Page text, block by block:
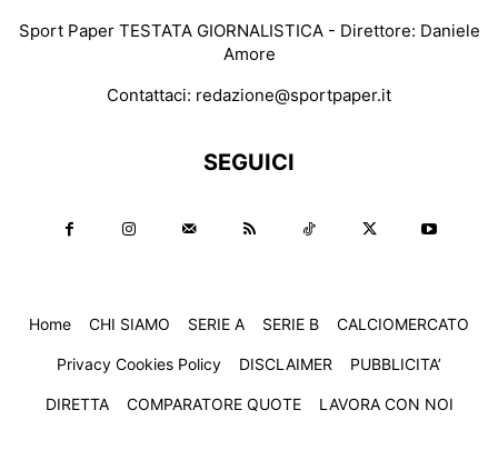
Sport Paper TESTATA GIORNALISTICA - Direttore: Daniele
Amore
Contattaci: redazione@sportpaper.it
SEGUICI
Home CHI SIAMO SERIE A SERIE B CALCIOMERCATO
Privacy Cookies Policy DISCLAIMER PUBBLICITA’
DIRETTA COMPARATORE QUOTE LAVORA CON NOI